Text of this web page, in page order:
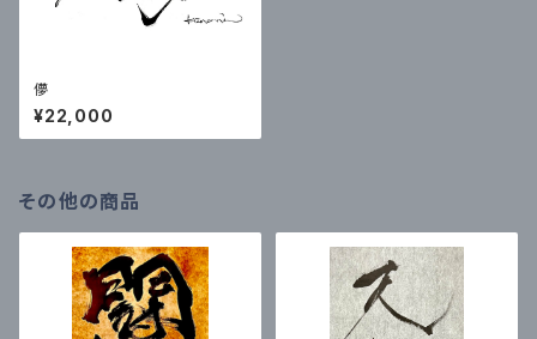
儚
¥22,000
その他の商品